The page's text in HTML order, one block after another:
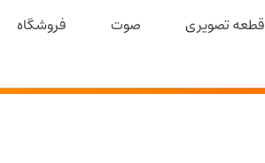
قطعه تصویری صوت فروشگاه